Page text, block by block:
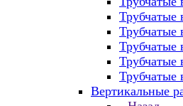
Трубчатые
Трубчатые
Трубчатые
Трубчатые
Трубчатые
Вертикальные